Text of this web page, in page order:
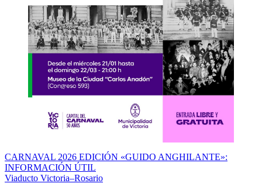
Navegación
de
CARNAVAL 2026 EDICIÓN «GUIDO ANGHILANTE»:
INFORMACIÓN ÚTIL
Viaducto Victoria–Rosario